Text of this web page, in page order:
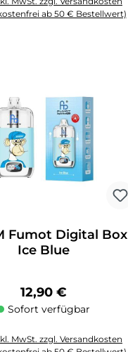
ab 50 € Bestellwert)
Fumot Digital Box
Ice Blue
Regulärer Preis:
12,90 €
Sofort verfügbar
MwSt. zzgl. Versandkosten